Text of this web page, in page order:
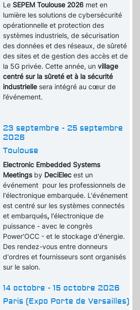
Le SEPEM Toulouse 2026 met en
lumière les solutions de cybersécurité
opérationnelle et protection des
systèmes industriels, de sécurisation
des données et des réseaux, de sûreté
des sites et de gestion des accès et de
la 5G privée. Cette année, unvillage
centré sur la sûreté et à la sécurité
industrielle sera intégré au cœur de
l’événement.
23 septembre - 25 septembre
2026
Toulouse
Electronic Embedded Systems
Meetingsby DeciElecest un
événement pour les professionnels de
l'électronique embarquée. L'événement
est centré sur les systèmes connectés
et embarqués, l'électronique de
puissance - avec le congrès
Power'OCC - et le stockage d'énergie.
Des rendez-vous entre donneurs
d'ordres et fournisseurs sont organisés
sur le salon.
14 octobre - 15 octobre 2026
Paris (Expo Porte de Versailles)